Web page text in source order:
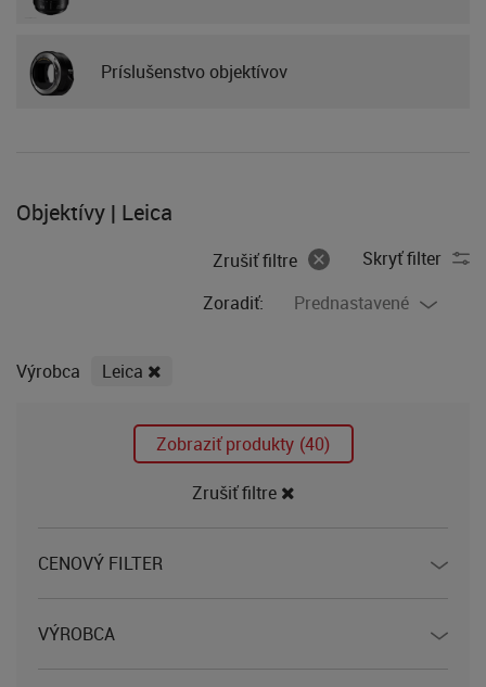
Príslušenstvo objektívov
Objektívy | Leica
Zrušiť filtre
Skryť filter
Zoradiť:
Prednastavené
CENOVÝ FILTER
VÝROBCA
Zobraziť produkty (40)
Zrušiť filtre
Výrobca Leica